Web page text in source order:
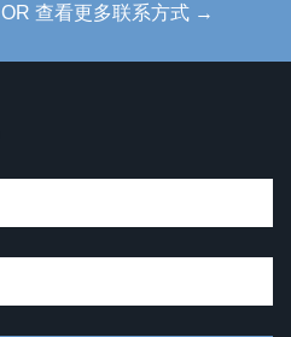
查看更多联系方式 →